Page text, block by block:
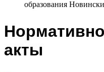
образования
акты